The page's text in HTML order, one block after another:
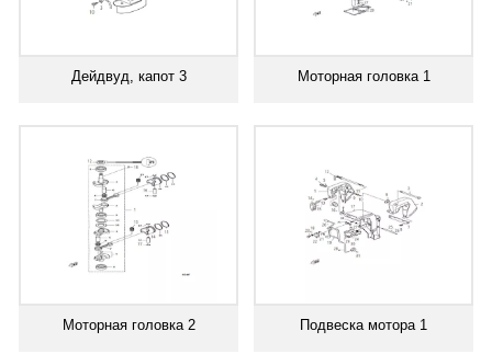
Дейдвуд, капот 3 Моторная головка 1
Моторная головка 2 Подвеска мотора 1